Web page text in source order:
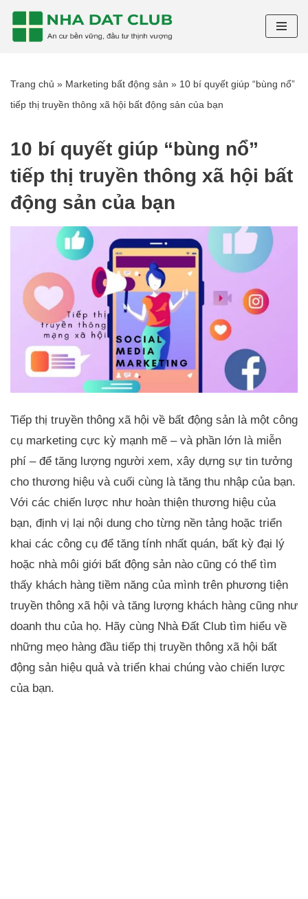
Chuyển
nội
dung
Trang chủ » Marketing bất động sản » 10 bí quyết giúp “bùng nổ”
tiếp thị truyền thông xã hội bất động sản của bạn
10 bí quyết giúp “bùng nổ”
tiếp thị truyền thông xã hội bất
động sản của bạn
Tiếp thị truyền thông xã hội về bất động sản là một công
cụ marketing cực kỳ mạnh mẽ – và phần lớn là miễn
phí – để tăng lượng người xem, xây dựng sự tin tưởng
cho thương hiệu và cuối cùng là tăng thu nhập của bạn.
Với các chiến lược như hoàn thiện thương hiệu của
bạn, định vị lại nội dung cho từng nền tảng hoặc triển
khai các công cụ để tăng tính nhất quán, bất kỳ đại lý
hoặc nhà môi giới bất động sản nào cũng có thể tìm
thấy khách hàng tiềm năng của mình trên phương tiện
truyền thông xã hội và tăng lượng khách hàng cũng như
doanh thu của họ. Hãy cùng Nhà Đất Club tìm hiểu về
những mẹo hàng đầu tiếp thị truyền thông xã hội bất
động sản hiệu quả và triển khai chúng vào chiến lược
của bạn.